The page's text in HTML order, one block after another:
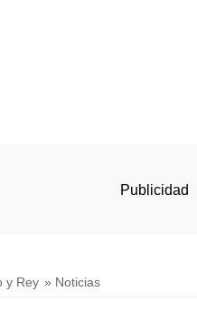
y Rey » Noticias